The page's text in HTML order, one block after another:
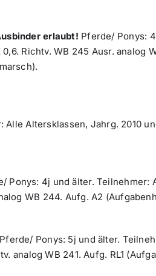
erlaubt! Pferde/ Ponys:
Richtv. WB 245 Ausr. analog
Altersklassen, Jahrg. 2010
Ponys: 4j und älter. Teilnehmer:
WB 244. Aufg. A2
Pferde/ Ponys: 5j und älter.
analog WB 241. Aufg. RL1